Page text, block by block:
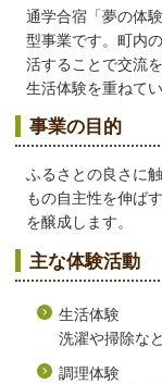
通学合宿「夢の体
型事業です。町内
活することで交流
生活体験を重ねてい
事業の目的
ふるさとの良さに
もの自主性を伸ば
を醸成します。
主な体験活動
生活体験
洗濯や掃除な
調理体験